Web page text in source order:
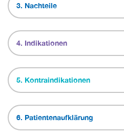
3. Nachteile
4. Indikationen
5. Kontraindikationen
6. Patientenaufklärung